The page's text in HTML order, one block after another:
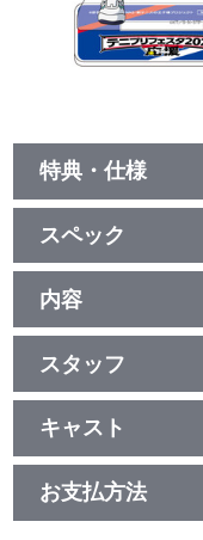
特典・仕様
映像特典
バックステージ映像
特典
●イラスト描き下ろし大
特典
●イラスト描き下ろし収
特典
スペック
品番：BCBE-5199
ジャンル：イベント・ラ
MAIN DISC:230分(本
MAIN DISC：ﾄﾞﾙﾋﾞｰﾃﾞ
ﾋﾞｽﾀｻｲｽﾞ
EXTRA DISC：ﾄﾞﾙﾋﾞｰﾃ
ﾋﾞｽﾀｻｲｽﾞ／カラー／確
内容
制作年度：2025年
【収録内容】
「テニプリフェスタ
2025年9月21日(日)昼公
●9月21日(日)昼公演セ
M01(メドレー) テニフ
M02(メドレー) We
スタッフ
＜MAIN STAFF＞ 原作
「ジャンプＳＱ．」連
企画・制作：日本アド
ンズ／構成・演出：気
振付：広崎うらん／舞
飾：場谷直樹／レーザ
キャスト
＜青春学園中等部＞ 皆
川本 成／小野坂昌也
＜氷帝学園中等部＞ 諏
お支払方法